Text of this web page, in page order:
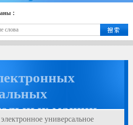
：
машин
универсальное